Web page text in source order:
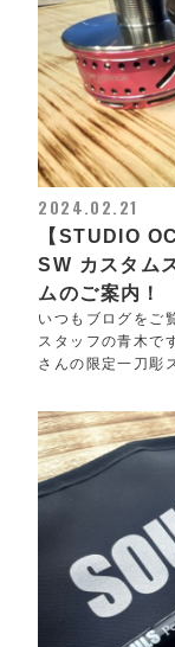
2024.02.21
【STUDIO
SW カスタム
ムのご案内！
いつもブログをご
スタッフの青木で
さんの限定一刀彫